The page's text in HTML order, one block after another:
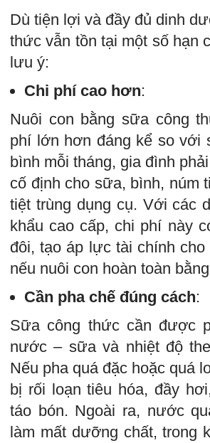
Dù tiện lợi và đầy đủ dinh
thức vẫn tồn tại một số hạn
lưu ý:
Chi phí cao hơn:
Nuôi con bằng sữa công
phí lớn hơn đáng kể so với
bình mỗi tháng, gia đình
cố định cho sữa, bình, núm
tiệt trùng dụng cụ. Với các
khẩu cao cấp, chi phí này
đôi, tạo áp lực tài chính cho
nếu nuôi con hoàn toàn
Cần pha chế đúng cách:
Sữa công thức cần được
nước – sữa và nhiệt độ
Nếu pha quá đặc hoặc quá
bị rối loạn tiêu hóa, đầy
táo bón. Ngoài ra, nước
làm mất dưỡng chất, trong